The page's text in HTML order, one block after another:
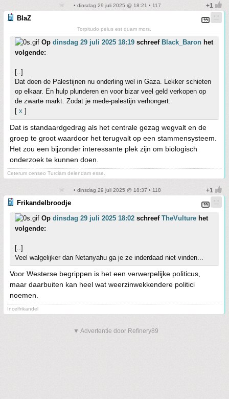
• dinsdag 29 juli 2025 @ 18:21 • 117
BlaZ
Torpitudo peius est quam mors.
Op dinsdag 29 juli 2025 18:19 schreef Black_Baron het
volgende:
[..]
Dat doen de Palestijnen nu onderling wel in Gaza. Lekker schieten
op elkaar. En hulp plunderen en voor bizar veel geld verkopen op
de zwarte markt. Zodat je mede-palestijn verhongert.
[ x ]
Dat is standaardgedrag als het centrale gezag wegvalt en de
groep te groot waardoor het terugvalt op een stammensysteem.
Het zou een bijzonder interessante plek zijn om biologisch
onderzoek te kunnen doen.
Ceterum censeo Turciam delendam esse.
• dinsdag 29 juli 2025 @ 18:37 • 118
Frikandelbroodje
Op dinsdag 29 juli 2025 18:02 schreef TheVulture het
volgende:
[..]
Veel walgelijker dan Netanyahu ga je ze inderdaad niet vinden...
Voor Westerse begrippen is het een verwerpelijke politicus,
maar daarbuiten kan heel wat weerzinwekkendere politici
noemen.
Incelfrikandel
▼ Advertentie door Refinery89